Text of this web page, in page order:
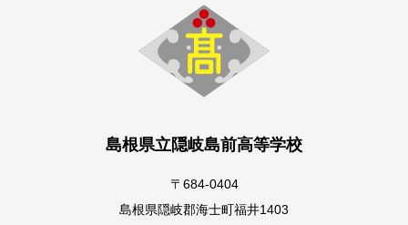
島根県立隠岐島前高等学校
〒684-0404
島根県隠岐郡海士町福井1403